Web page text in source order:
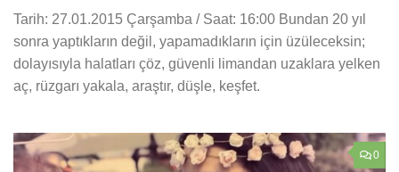
Tarih: 27.01.2015 Çarşamba / Saat: 16:00 Bundan 20 yıl
sonra yaptıkların değil, yapamadıkların için üzüleceksin;
dolayısıyla halatları çöz, güvenli limandan uzaklara yelken
aç, rüzgarı yakala, araştır, düşle, keşfet.
0